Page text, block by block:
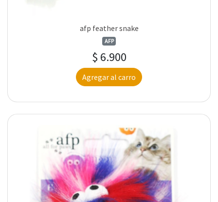
afp feather snake
AFP
$ 6.900
Agregar al carro